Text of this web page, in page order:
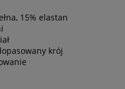
15% elastan
krój